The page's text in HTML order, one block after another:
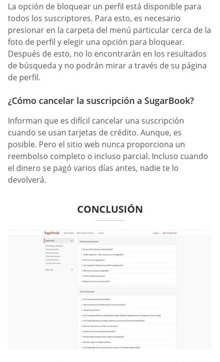
La opción de bloquear un perfil está disponible para
todos los suscriptores. Para esto, es necesario
presionar en la carpeta del menú particular cerca de la
foto de perfil y elegir una opción para bloquear.
Después de esto, no lo encontrarán en los resultados
de búsqueda y no podrán mirar a través de su página
de perfil.
¿Cómo cancelar la suscripción a SugarBook?
Informan que es difícil cancelar una suscripción
cuando se usan tarjetas de crédito. Aunque, es
posible. Pero el sitio web nunca proporciona un
reembolso completo o incluso parcial. Incluso cuando
el dinero se pagó varios días antes, nadie te lo
devolverá.
CONCLUSIÓN